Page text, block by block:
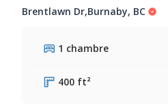
Brentlawn Dr,Burnaby, BC
1 chambre
400 ft²